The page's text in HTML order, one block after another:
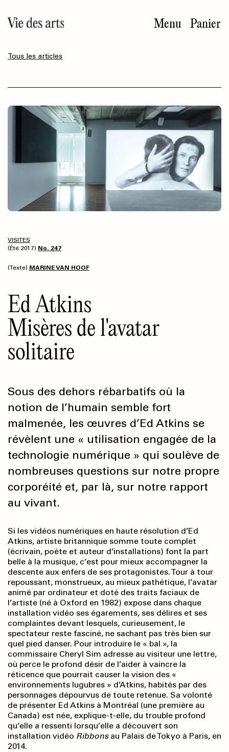
au
contenu
Menu Panier
Tous les articles
VISITES
(Été 2017) No. 247
(Texte) MARINE VAN HOOF
Ed Atkins
Misères de l'avatar
solitaire
Sous des dehors rébarbatifs où la
notion de l’humain semble fort
malmenée, les œuvres d’Ed Atkins se
révèlent une « utilisation engagée de la
technologie numérique » qui soulève de
nombreuses questions sur notre propre
corporéité et, par là, sur notre rapport
au vivant.
Si les vidéos numériques en haute résolution d’Ed
Atkins, artiste britannique somme toute complet
(écrivain, poète et auteur d’installations) font la part
belle à la musique, c’est pour mieux accompagner la
descente aux enfers de ses protagonistes. Tour à tour
repoussant, monstrueux, au mieux pathétique, l’avatar
animé par ordinateur et doté des traits faciaux de
l’artiste (né à Oxford en 1982) expose dans chaque
installation vidéo ses égarements, ses délires et ses
complaintes devant lesquels, curieusement, le
spectateur reste fasciné, ne sachant pas très bien sur
quel pied danser. Pour introduire le « bal », la
commissaire Cheryl Sim adresse au visiteur une lettre,
où perce le profond désir de l’aider à vaincre la
réticence que pourrait causer la vision des «
environnements lugubres » d’Atkins, habités par des
personnages dépourvus de toute retenue. Sa volonté
de présenter Ed Atkins à Montréal (une première au
Canada) est née, explique-t-elle, du trouble profond
qu’elle a ressenti lorsqu’elle a découvert son
installation vidéo Ribbonsau Palais de Tokyo à Paris, en
2014.